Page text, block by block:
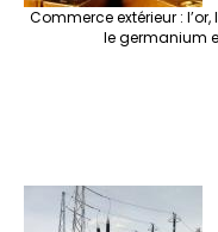
Commerce extérieur :
le germanium